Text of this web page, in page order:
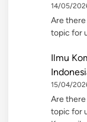
14/05/
Are
topic for
Ilmu
15/04/
Are
topic for